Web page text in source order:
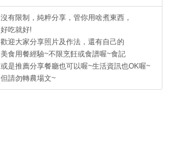
沒有限制，純粹分享，管你用啥煮東西，
好吃就好!
歡迎大家分享照片及作法，還有自己的
美食用餐經驗~不限烹飪或食譜喔~食記
或是推薦分享餐廳也可以喔~生活資訊也OK喔~
但請勿轉農場文~